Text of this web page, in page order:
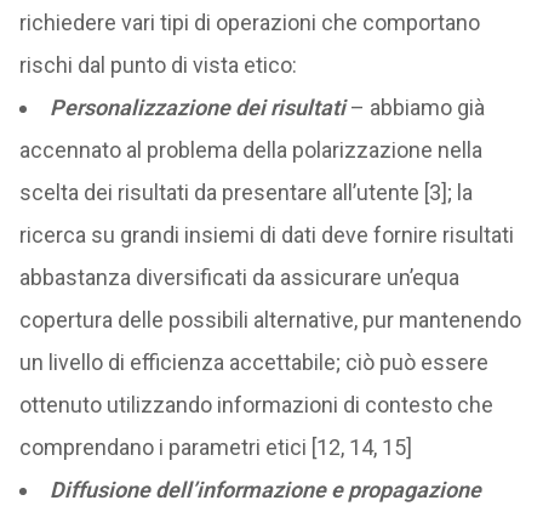
richiedere vari tipi di operazioni che comportano
rischi dal punto di vista etico:
Personalizzazione dei risultati – abbiamo già
accennato al problema della polarizzazione nella
scelta dei risultati da presentare all’utente [3]; la
ricerca su grandi insiemi di dati deve fornire risultati
abbastanza diversificati da assicurare un’equa
copertura delle possibili alternative, pur mantenendo
un livello di efficienza accettabile; ciò può essere
ottenuto utilizzando informazioni di contesto che
comprendano i parametri etici [12, 14, 15]
Diffusione dell’informazione e propagazione